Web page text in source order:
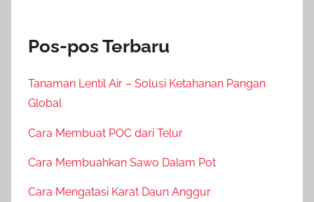
Pos-pos Terbaru
Tanaman Lentil Air – Solusi Ketahanan Pangan
Global
Cara Membuat POC dari Telur
Cara Membuahkan Sawo Dalam Pot
Cara Mengatasi Karat Daun Anggur